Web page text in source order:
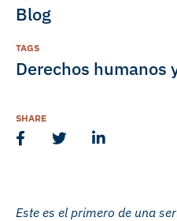
Este es el primero de una
Blog
TAGS
Derechos humanos
SHARE